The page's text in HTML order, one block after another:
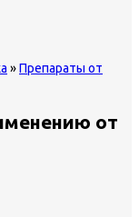
»Препараты от
от